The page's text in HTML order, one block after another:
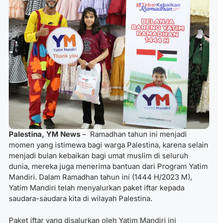
Palestina, YM News – Ramadhan tahun ini menjadi
momen yang istimewa bagi warga Palestina, karena selain
menjadi bulan kebaikan bagi umat muslim di seluruh
dunia, mereka juga menerima bantuan dari Program Yatim
Mandiri. Dalam Ramadhan tahun ini (1444 H/2023 M),
Yatim Mandiri telah menyalurkan paket iftar kepada
saudara-saudara kita di wilayah Palestina.
Paket iftar yang disalurkan oleh Yatim Mandiri ini